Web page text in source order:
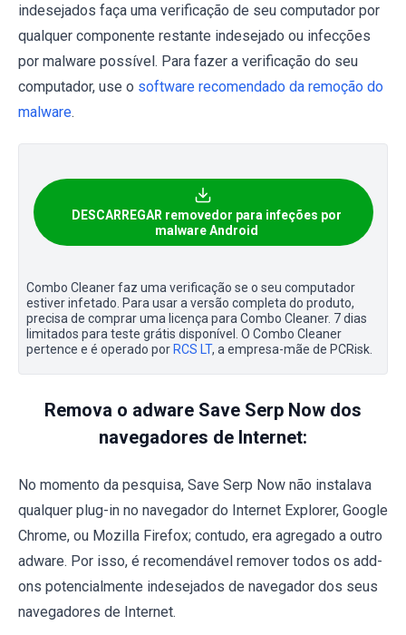
indesejados faça uma verificação de seu computador por
qualquer componente restante indesejado ou infecções
por malware possível. Para fazer a verificação do seu
computador, use o software recomendado da remoção do
malware.
DESCARREGAR removedor para infeções por
malware Android
Combo Cleaner faz uma verificação se o seu computador
estiver infetado. Para usar a versão completa do produto,
precisa de comprar uma licença para Combo Cleaner. 7 dias
limitados para teste grátis disponível. O Combo Cleaner
pertence e é operado por RCS LT, a empresa-mãe de PCRisk.
Remova o adware Save Serp Now dos
navegadores de Internet:
No momento da pesquisa, Save Serp Now não instalava
qualquer plug-in no navegador do Internet Explorer, Google
Chrome, ou Mozilla Firefox; contudo, era agregado a outro
adware. Por isso, é recomendável remover todos os add-
ons potencialmente indesejados de navegador dos seus
navegadores de Internet.